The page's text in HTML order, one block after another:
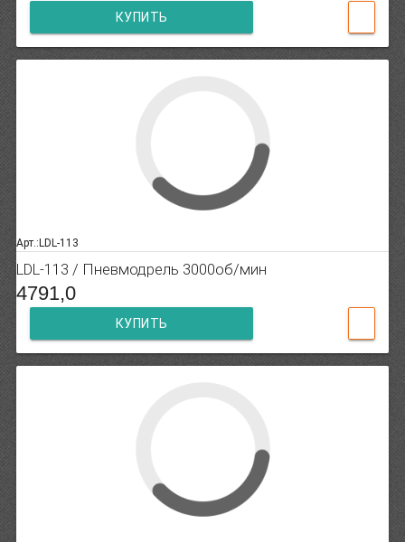
КУПИТЬ
Арт.:LDL-113
LDL-113 / Пневмодрель 3000об/мин
4791,0
КУПИТЬ